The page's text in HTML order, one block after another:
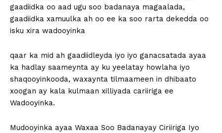
gaadiidka oo aad ugu soo badanaya magaalada,
gaadiidka xamuulka ah oo ee ka soo rarta dekedda oo
isku xira wadooyinka
qaar ka mid ah gaadiidleyda iyo iyo ganacsatada ayaa
ka hadlay saameynta ay ku yeelatay howlaha iyo
shaqooyinkooda, waxaynta tilmaameen in dhibaato
xoogan ay kala kulmaan xilliyada cariiriga ee
Wadooyinka.
Mudooyinka ayaa Waxaa Soo Badanayay Ciriiriga Iyo